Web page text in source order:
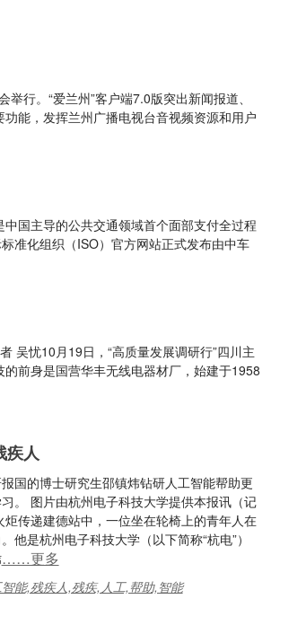
行。“爱兰州”客户端7.0版突出新闻报道、
能，发挥兰州广播电视台音视频资源和用户
国主导的公共交通领域首个面部支付全过程
准化组织（ISO）官方网站正式发布由中车
吴忧10月19日，“高质量发展调研行”四川主
前身是国营华丰无线电器材厂，始建于1958
疾人
国的博士研究生邵镇炜钻研人工智能帮助更
。 图片由杭州电子科技大学提供本报讯（记
传递建德站中，一位坐在轮椅上的青年人在
他是杭州电子科技大学（以下简称“杭电”）
……更多
智能,残疾人,残疾,人工,帮助,智能